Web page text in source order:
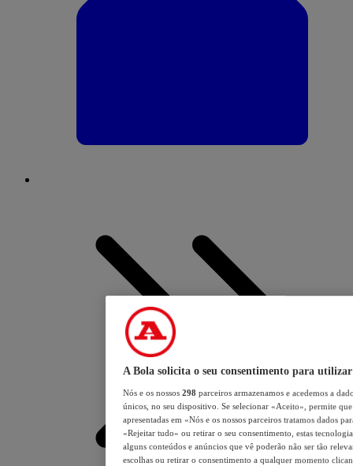
A Bola solicita o seu consentimento para utilizar
Nós e os nossos 298 parceiros armazenamos e acedemos a
únicos, no seu dispositivo. Se selecionar «Aceito», permite
apresentadas em «Nós e os nossos parceiros tratamos dados
«Rejeitar tudo» ou retirar o seu consentimento, estas
alguns conteúdos e anúncios que vê poderão não ser tão
escolhas ou retirar o consentimento a qualquer momento